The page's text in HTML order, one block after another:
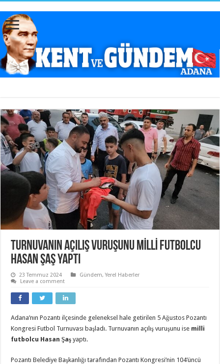
TURNUVANIN AÇILIŞ VURUŞUNU MİLLİ FUTBOLCU
HASAN ŞAŞ YAPTI
23 Temmuz 2024 Gündem,Yerel Haberler
Leave a comment
Adana’nın Pozantı ilçesinde geleneksel hale getirilen 5 Ağustos Pozantı
Kongresi Futbol Turnuvası başladı. Turnuvanın açılış vuruşunu ise milli
futbolcu Hasan Şaş yaptı.
Pozantı Belediye Başkanlığı tarafından Pozantı Kongresi’nin 104’üncü